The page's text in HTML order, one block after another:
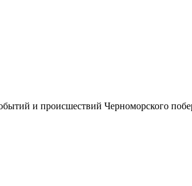
и происшествий Черноморского